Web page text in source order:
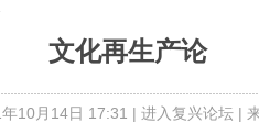
文化再生产论
10月14日 17:31 | 进入复兴论坛|